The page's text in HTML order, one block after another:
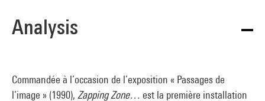
Analysis
Commandée à l’occasion de l’exposition « Passages de
l’image » (1990), Zapping Zone… est la première installation